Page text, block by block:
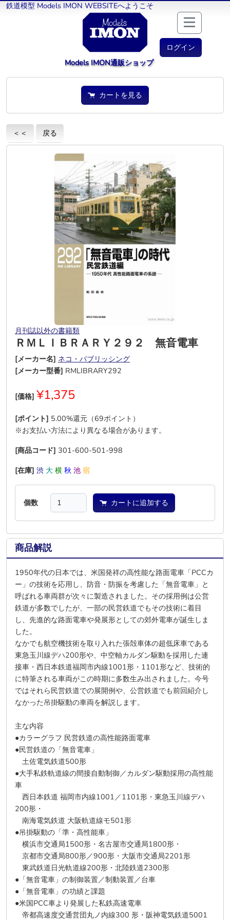
鉄道模型 Models IMON WEBSITEへようこそ
ログイン
Models IMON通販ショップ
カートを見る
＜＜ 戻る
月刊誌以外の書籍類
ＲＭＬＩＢＲＡＲＹ２９２ 無音電車
[メーカー名] ネコ・パブリッシング
[メーカー型番] RMLIBRARY292
[価格] ¥1,375
[ポイント] 5.00%還元（69ポイント）
※お支払い方法により異なる場合があります。
[商品コード] 301-600-501-998
[在庫] 渋 大 横 秋 池 宿
個数 カートに追加する
商品解説
1950年代の日本では、米国発祥の高性能な路面電車「PCCカ
ー」の技術を応用し、防音・防振を考慮した「無音電車」と
呼ばれる車両群が次々に製造されました。その採用例は公営
鉄道が多数でしたが、一部の民営鉄道でもその技術に着目
し、先進的な路面電車や発展形としての郊外電車が誕生しま
した。
なかでも航空機技術を取り入れた張殻車体の超低床車である
東急玉川線デハ200形や、中空軸カルダン駆動を採用した連
接車・西日本鉄道福岡市内線1001形・1101形など、技術的
に特筆される車両がこの時期に多数生み出されました。今号
ではそれら民営鉄道での展開例や、公営鉄道でも前回紹介し
なかった吊掛駆動の車両を解説します。
主な内容
●カラーグラフ 民営鉄道の高性能路面電車
●民営鉄道の「無音電車」
土佐電気鉄道500形
●大手私鉄軌道線の間接自動制御／カルダン駆動採用の高性能
車
西日本鉄道 福岡市内線1001／1101形・東急玉川線デハ
200形・
南海電気鉄道 大阪軌道線モ501形
●吊掛駆動の「準・高性能車」
横浜市交通局1500形・名古屋市交通局1800形・
京都市交通局800形／900形・大阪市交通局2201形
東武鉄道日光軌道線200形・北陸鉄道2300形
●「無音電車」の制御装置／制動装置／台車
●「無音電車」の功績と課題
●米国PCC車より発展した私鉄高速電車
帝都高速度交通営団丸ノ内線300 形・阪神電気鉄道5001